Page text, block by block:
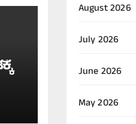
August 2026
July 2026
June 2026
May 2026